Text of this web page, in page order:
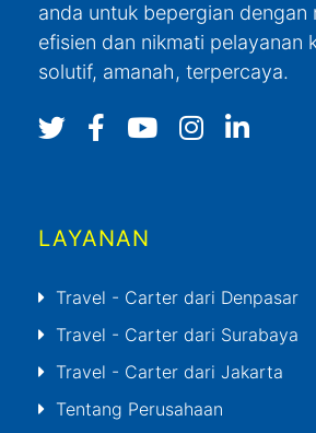
anda untuk bepergian dengan
efisien dan nikmati pelayanan
solutif, amanah, terpercaya.
LAYANAN
Travel - Carter dari Denpasar
Travel - Carter dari Surabaya
Travel - Carter dari Jakarta
Tentang Perusahaan